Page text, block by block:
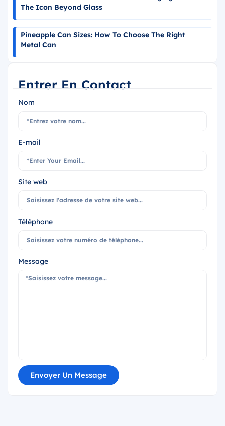
The Icon Beyond Glass
Pineapple Can Sizes: How To Choose The Right
Metal Can
Entrer En Contact
Nom
E-mail
Site web
Téléphone
Message
Envoyer Un Message